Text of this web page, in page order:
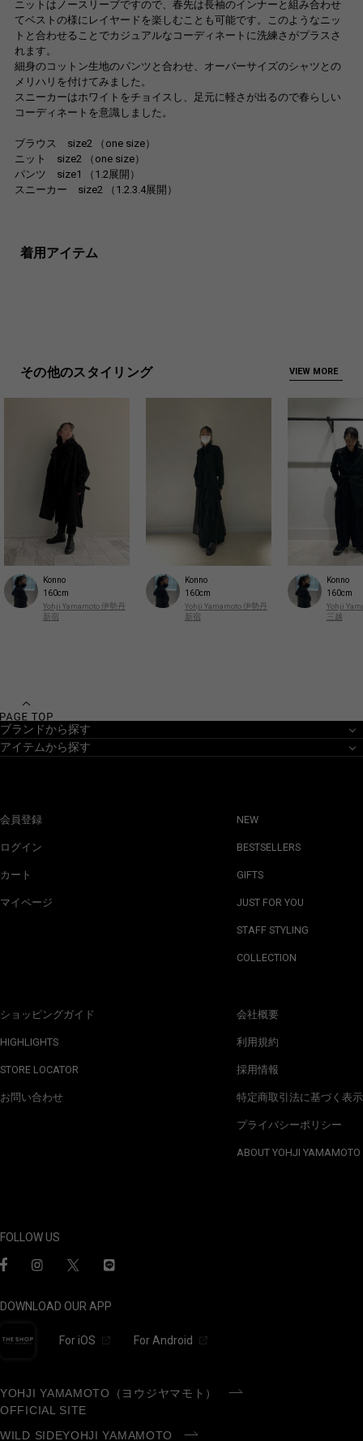
ニットはノースリーブですので、春先は長袖のインナーと組み合わせ
てベストの様にレイヤードを楽しむことも可能です。このようなニッ
トと合わせることでカジュアルなコーディネートに洗練さがプラスさ
れます。
細身のコットン生地のパンツと合わせ、オーバーサイズのシャツとの
メリハリを付けてみました。
スニーカーはホワイトをチョイスし、足元に軽さが出るので春らしい
コーディネートを意識しました。
ブラウス size2 （one size）
ニット size2 （one size）
パンツ size1 （1.2展開）
スニーカー size2 （1.2.3.4展開）
着用アイテム
その他のスタイリング VIEW MORE
Konno
160cm
Yohji Yamamoto 伊勢丹
新宿
Konno
160cm
Yohji Yamamoto 伊勢丹
新宿
Konno
160cm
Yohji
三越
ブランドから探す
アイテムから探す
会員登録
ログイン
カート
マイページ
ショッピングガイド
HIGHLIGHTS
STORE LOCATOR
お問い合わせ
NEW
BESTSELLERS
GIFTS
JUST FOR YOU
STAFF STYLING
COLLECTION
会社概要
利用規約
採用情報
特定商取引法に基づく表示
プライバシーポリシー
ABOUT YOHJI YAMAMOTO
FOLLOW US
DOWNLOAD OUR APP
For iOS For Android
YOHJI YAMAMOTO（ヨウジヤマモト）
OFFICIAL SITE
WILD SIDEYOHJI YAMAMOTO